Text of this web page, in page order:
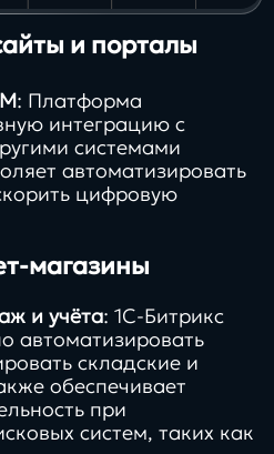
и порталы
: Платформа
интеграцию с
системами
автоматизировать
цифровую
магазины
и учёта: 1С-Битрикс
автоматизировать
складские и
обеспечивает
при
систем, таких как